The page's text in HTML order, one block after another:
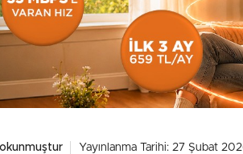
Yayınlanma Tarihi: 27 Şubat